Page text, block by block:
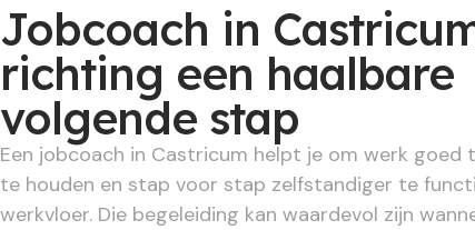
Jobcoach in
richting een haalbare
volgende stap
Een jobcoach in Castricum helpt je om werk goed
te houden en stap voor stap zelfstandiger te
werkvloer. Die begeleiding kan waardevol zijn